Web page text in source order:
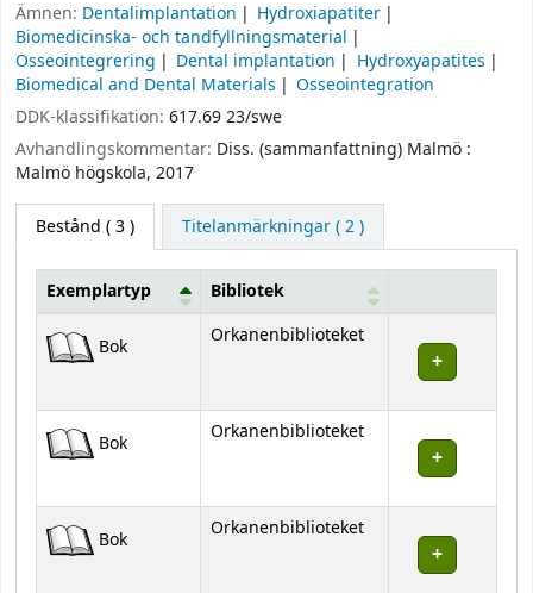
Ämnen: Dentalimplantation
Hydroxiapatiter
Biomedicinska- och tandfyllningsmaterial
Osseointegrering
Dental implantation
Hydroxyapatites
Biomedical and Dental Materials
Osseointegration
DDK-klassifikation: 617.69 23/swe
Avhandlingskommentar: Diss. (sammanfattning) Malmö :
Malmö högskola, 2017
Bestånd ( 3 ) Titelanmärkningar ( 2 )
Exemplartyp Bibliotek
Bok Orkanenbiblioteket
Bok Orkanenbiblioteket
Bok Orkanenbiblioteket